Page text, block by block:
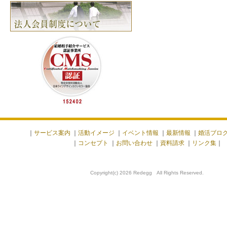
サービス案内 活動イメージ イベント情報 最新情報
婚活ブロ
コンセプト お問い合わせ｜ 資料請求｜ リンク集｜
Copyright(c) 2026 Redegg All Rights Reserved.